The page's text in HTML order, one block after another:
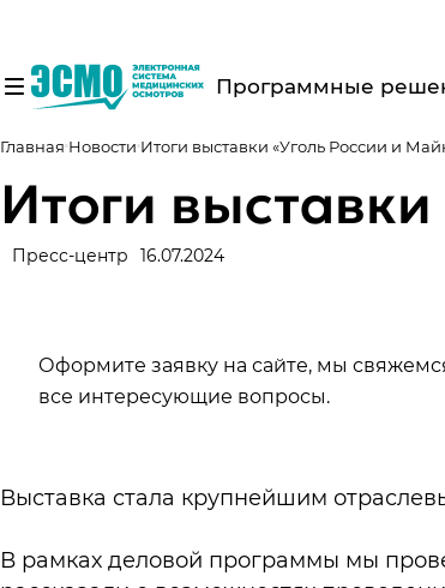
Программные
Главная Новости Итоги выставки «Уголь России и
Итоги
Пресс-центр 16.07.2024
Оформите заявку на сайте, мы
все интересующие вопросы.
Выставка стала крупнейшим
В рамках деловой программы мы